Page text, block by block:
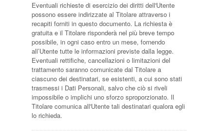
Eventuali richieste di esercizio dei diritti dell'Utente
possono essere indirizzate al Titolare attraverso i
recapiti forniti in questo documento. La richiesta è
gratuita e il Titolare risponderà nel più breve tempo
possibile, in ogni caso entro un mese, fornendo
all’Utente tutte le informazioni previste dalla legge.
Eventuali rettifiche, cancellazioni o limitazioni del
trattamento saranno comunicate dal Titolare a
ciascuno dei destinatari, se esistenti, a cui sono stati
trasmessi i Dati Personali, salvo che ciò si riveli
impossibile o implichi uno sforzo sproporzionato. Il
Titolare comunica all'Utente tali destinatari qualora egli
lo richieda.